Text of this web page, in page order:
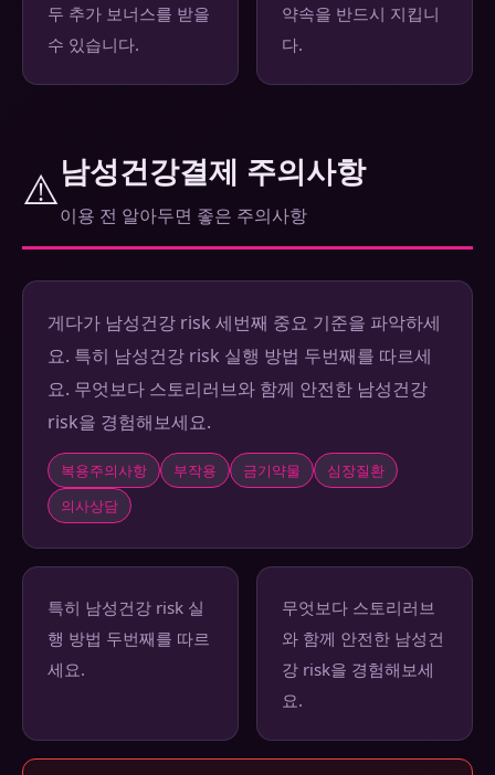
두 추가 보너스를 받을
수 있습니다.
약속을 반드시 지킵니
다.
⚠️남성건강결제 주의사항
이용 전 알아두면 좋은 주의사항
게다가 남성건강 risk 세번째 중요 기준을 파악하세
요. 특히 남성건강 risk 실행 방법 두번째를 따르세
요. 무엇보다 스토리러브와 함께 안전한 남성건강
risk을 경험해보세요.
복용주의사항 부작용 금기약물
심장질환
의사상담
특히 남성건강 risk 실
행 방법 두번째를 따르
세요.
무엇보다 스토리러브
와 함께 안전한 남성건
강 risk을 경험해보세
요.